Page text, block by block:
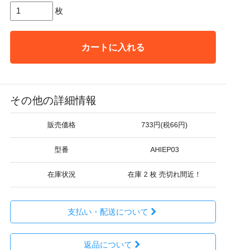
枚
カートに入れる
その他の詳細情報
販売価格 733円(税66円)
型番 AHIEP03
在庫状況 在庫 2 枚 売切れ間近！
支払い・配送について
返品について